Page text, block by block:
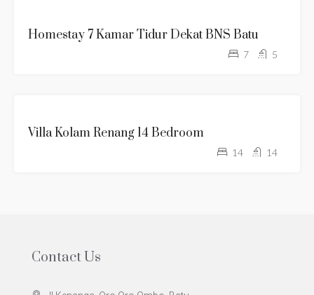
KOLAM
Homestay 7 Kamar Tidur Dekat BNS Batu
7 5
RENANG
Villa Kolam Renang 14 Bedroom
14 14
Contact Us